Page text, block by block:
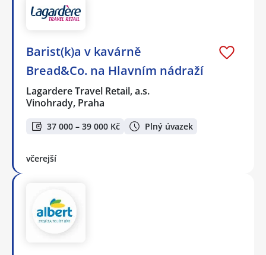
Barist(k)a v kavárně
Bread&Co. na Hlavním nádraží
Lagardere Travel Retail, a.s.
Vinohrady, Praha
37 000 – 39 000 Kč Plný úvazek
včerejší